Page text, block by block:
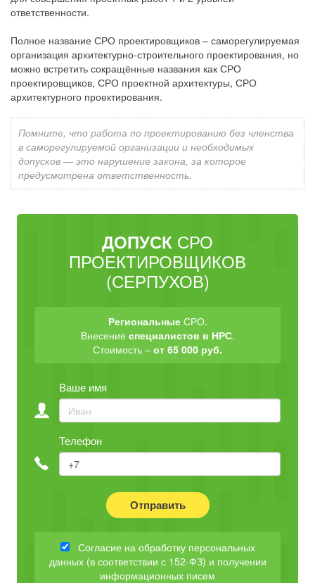
ответственности.
Полное название СРО проектировщиков – саморегулируемая
организация архитектурно-строительного проектирования, но
можно встретить сокращённые названия как СРО
проектировщиков, СРО проектной архитектуры, СРО
архитектурного проектирования.
Помните, что работа по проектированию без членства
в саморегулируемой организации и необходимых
допусков — это нарушение закона, за которое
предусмотрена ответственность.
ДОПУСК СРО
ПРОЕКТИРОВЩИКОВ
(СЕРПУХОВ)
РегиональныеСРО.
Внесение специалистов в НРС.
Стоимость – от 65 000 руб.
Ваше имя
Телефон
Отправить
Согласие на обработку персональных
данных (в соответствии с 152-ФЗ) и получении
информационных писем